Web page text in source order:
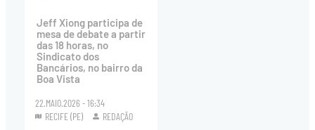
Jeff Xiong participa de
mesa de debate a partir
das 18 horas, no
Sindicato dos
Bancários, no bairro da
Boa Vista
22.MAIO.2026 - 16:34
RECIFE (PE)
REDAÇÃO